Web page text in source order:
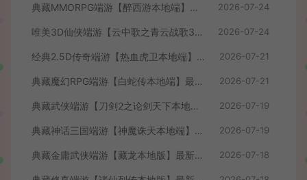
典藏MMORPG端游【醉西游本地端】最新最新整理Win系服务端+PC客户端+GM后台+详细搭建教程 2026-07-24
唯美3D仙侠端游【云中歌之青云战歌3D本地端】最整理Win系服务端+PC客户端+GM工具+详细搭建教程 2026-07-24
经典2.5D传奇端游【热血虎卫本地端】最新整理Win系服务端+PC客户端+详细搭建教程 2026-07-21
典藏魔幻RPG端游【白蛇传本地端】最新整理Win系服务端+PC客户端+GM工具+详细搭建教程 2026-07-21
典藏武侠端游【刀剑2之论剑天下本地端】最新整理Win系服务端+PC客户端+GM工具+详细搭建教程 2026-07-19
典藏神话三国端游【神魔诛天本地端】最新整理Win系服务端+PC客户端+货币修改教程+详细搭建教程 2026-07-19
典藏金庸武侠端游【藏龙本地版】最新整理Win系服务端+PC客户端+GM工具+详细搭建教程 2026-07-18